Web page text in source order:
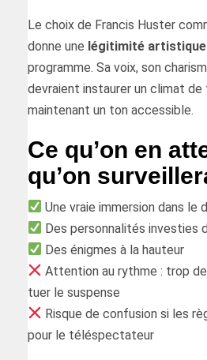
Le choix de Francis Huster
donne une légitimité
programme. Sa voix, son
devraient instaurer un climat
maintenant un ton accessible.
Ce qu’on en
qu’on
Une vraie immersion dans le
Des personnalités investies
Des énigmes à la hauteur
Attention au rythme : trop
tuer le suspense
Risque de confusion si les
pour le téléspectateur